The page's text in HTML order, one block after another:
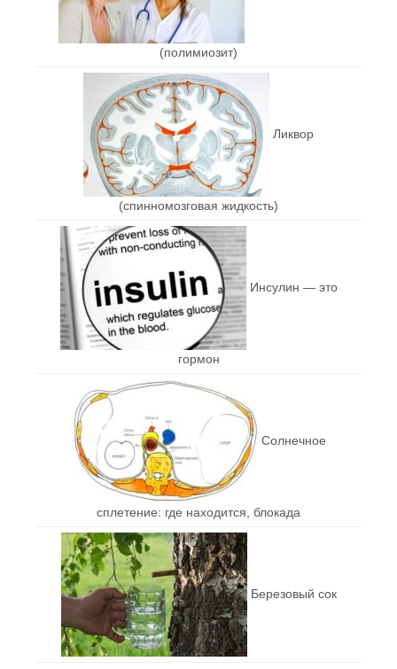
(полимиозит)
Ликвор
(спинномозговая жидкость)
Инсулин — это
гормон
Солнечное
сплетение: где находится, блокада
Березовый сок